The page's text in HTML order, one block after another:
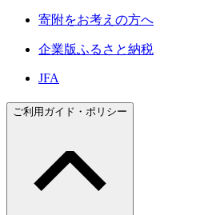
寄附をお考えの方へ
企業版ふるさと納税
JFA
ご利用ガイド・ポリシー